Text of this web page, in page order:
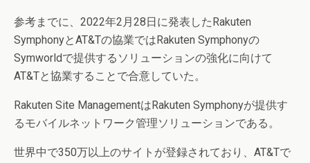
参考までに、2022年2月28日に発表したRakuten
SymphonyとAT&Tの協業ではRakuten Symphonyの
Symworldで提供するソリューションの強化に向けて
AT&Tと協業することで合意していた。
Rakuten Site ManagementはRakuten Symphonyが提供す
るモバイルネットワーク管理ソリューションである。
世界中で350万以上のサイトが登録されており、AT&Tで